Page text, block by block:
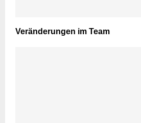
Veränderungen im Team